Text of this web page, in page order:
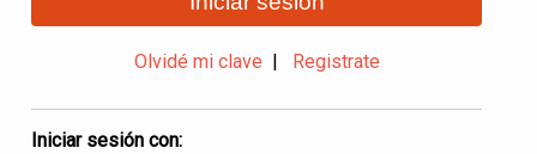
Olvidé mi clave Registrate
Iniciar sesión con: